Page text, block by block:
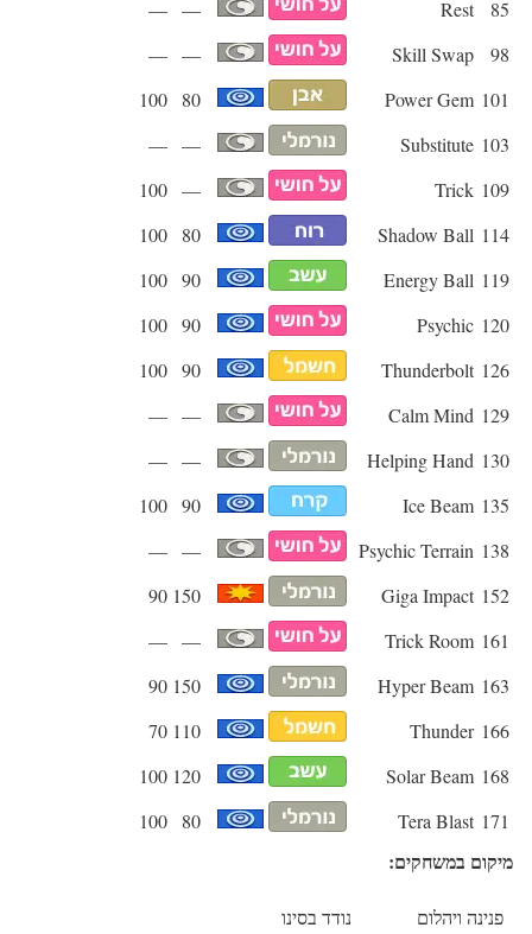
85
Rest
—
—
98
Skill Swap
—
—
101
Power Gem
80
100
103
Substitute
—
—
109
Trick
—
100
114
Shadow Ball
80
100
119
Energy Ball
90
100
120
Psychic
90
100
126
Thunderbolt
90
100
129
Calm Mind
—
—
130
Helping Hand
—
—
135
Ice Beam
90
100
138
Psychic Terrain
—
—
152
Giga Impact
150
90
161
Trick Room
—
—
163
Hyper Beam
150
90
166
Thunder
110
70
168
Solar Beam
120
100
171
Tera Blast
80
100
מיקום במשחקים:
פנינה ויהלום
נודד בסינו